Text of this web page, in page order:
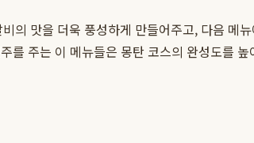
의 맛을 더욱 풍성하게 만들어주고, 다음 메
를 주는 이 메뉴들은 몽탄 코스의 완성도를